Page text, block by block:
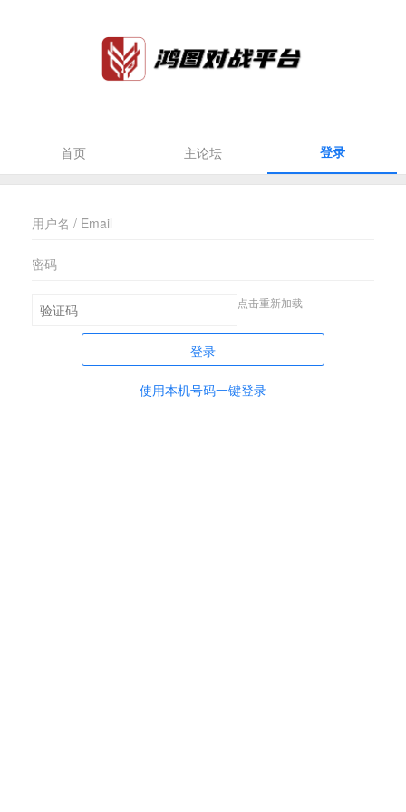
首页 主论坛 登录
点击重新加载
登录
使用本机号码一键登录